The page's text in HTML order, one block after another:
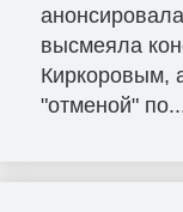
высмеяла
Киркоровым,
"отменой"